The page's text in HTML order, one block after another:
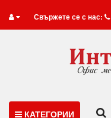
Свържете се с нас:
КАТЕГОРИИ